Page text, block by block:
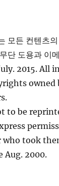
모든 컨텐츠
단 도용과 이
2015. All
owned
to be
who took
Aug. 2000.